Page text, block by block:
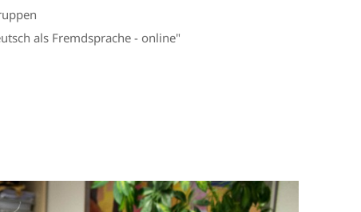
als Fremdsprache - online"